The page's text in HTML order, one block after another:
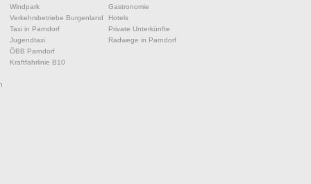
Windpark
Verkehrsbetriebe Burgenland
Taxi in Parndorf
Jugendtaxi
ÖBB Parndorf
Kraftfahrlinie B10
Gastronomie
Hotels
Private Unterkünfte
Radwege in Parndorf